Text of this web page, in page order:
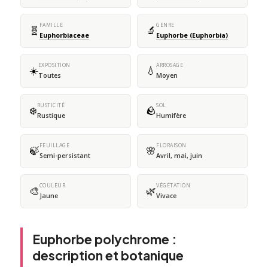
🧬 FAMILLE
Euphorbiaceae 🔬 GENRE
Euphorbe (Euphorbia)
☀️EXPOSITION
Toutes 💧 ARROSAGE
Moyen
❄️RUSTICITÉ
Rustique 🪨SOL
Humifère
🍃FEUILLAGE
Semi-persistant 🌸 FLORAISON
Avril, mai, juin
🎨COULEUR
Jaune 🌿VÉGÉTATION
Vivace
Euphorbe polychrome :
description et botanique